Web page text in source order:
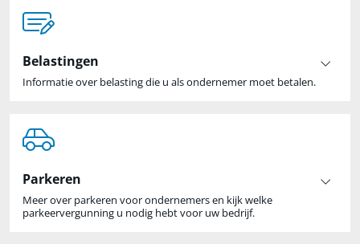
Belastingen
Informatie over belasting die u als ondernemer moet betalen.
Parkeren
Meer over parkeren voor ondernemers en kijk welke
parkeervergunning u nodig hebt voor uw bedrijf.